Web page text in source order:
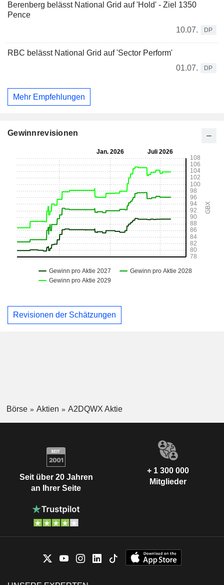
Berenberg belässt National Grid auf 'Hold' - Ziel 1350
Pence
10.07.
DP
RBC belässt National Grid auf 'Sector Perform'
01.07.
DP
Mehr Empfehlungen
Gewinnrevisionen
Revisionen der Schätzungen
Börse Aktien A2DQWX Aktie
Seit über 20 Jahren
an Ihrer Seite
+ 1 300 000
Mitglieder